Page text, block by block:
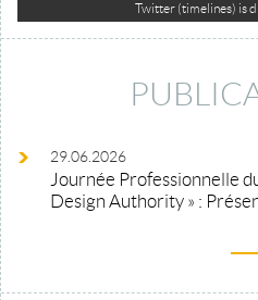
Twitter (timelines) is
29.06.2026
Journée Professionnelle
Design Authority » :